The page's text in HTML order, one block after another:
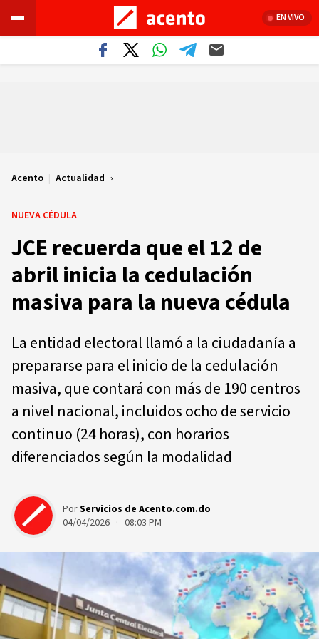
EN VIVO
Acento | Actualidad
NUEVA CÉDULA
JCE recuerda que el 12 de
abril inicia la cedulación
masiva para la nueva cédula
La entidad electoral llamó a la ciudadanía a
prepararse para el inicio de la cedulación
masiva, que contará con más de 190 centros
a nivel nacional, incluidos ocho de servicio
continuo (24 horas), con horarios
diferenciados según la modalidad
PorServicios de Acento.com.do
04/04/2026 · 08:03 PM